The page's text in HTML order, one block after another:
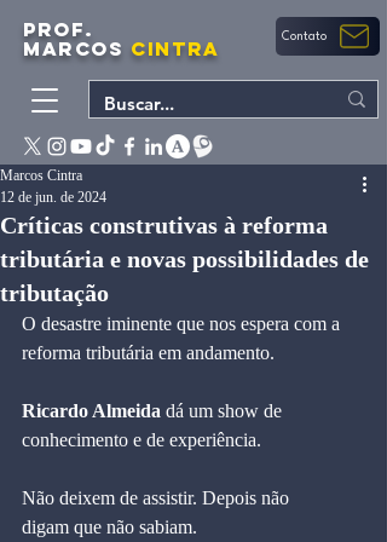
PROF.
MARCOS CINTRA Contato
Críticas construtivas à reforma
tributária e novas possibilidades de
tributação
Marcos Cintra
12 de jun. de 2024
O desastre iminente que nos espera com a
reforma tributária em andamento.
Ricardo Almeida dá um show de
conhecimento e de experiência.
Não deixem de assistir. Depois não
digam que não sabiam.